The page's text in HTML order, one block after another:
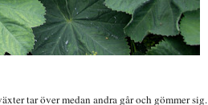
tar över medan andra går och gömmer sig.